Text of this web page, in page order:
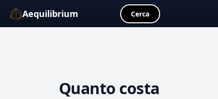
Aequilibrium Cerca
Quanto costa